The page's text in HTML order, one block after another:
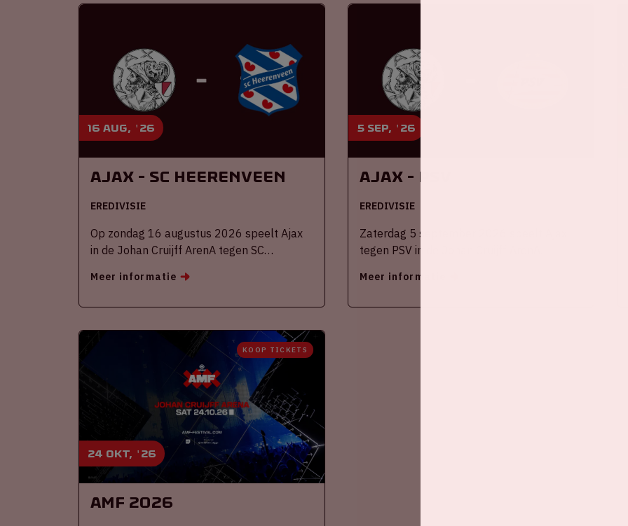
16 aug, '26
Ajax - SC Heerenveen
EREDIVISIE
Op zondag 16 augustus 2026 speelt Ajax
in de Johan Cruijff ArenA tegen SC
Meer informatie
5 sep, '26
Ajax - PSV
EREDIVISIE
Zaterdag 5 september 2026 speelt Ajax
tegen PSV in de Johan Cruijff ArenA.
Meer informatie
24 okt, '26
KOOP TICKETS
AMF 2026